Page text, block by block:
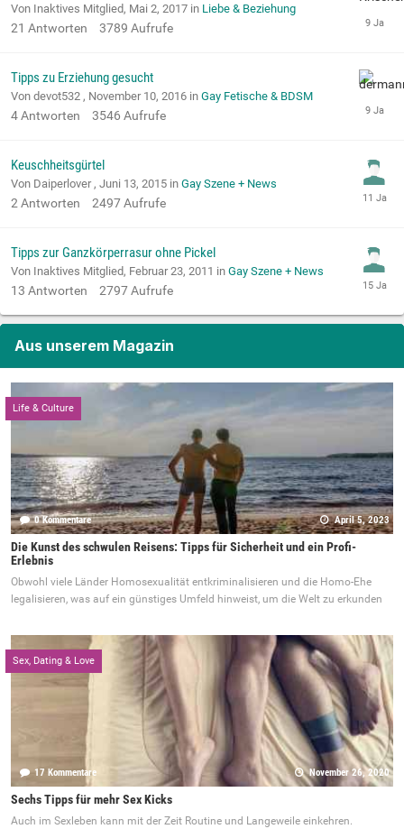
Von Inaktives Mitglied, Mai 2, 2017 in Liebe & Beziehung
21 Antworten 3789 Aufrufe
Tipps zu Erziehung gesucht
Von devot532 , November 10, 2016 in Gay Fetische & BDSM
4Antworten 3546 Aufrufe
Keuschheitsgürtel
Von Daiperlover , Juni 13, 2015 in Gay Szene + News
2Antworten 2497Aufrufe
Tipps zur Ganzkörperrasur ohne Pickel
Von Inaktives Mitglied, Februar 23, 2011 in Gay Szene + News
13 Antworten 2797Aufrufe
Aus unserem Magazin
Life & Culture
0 Kommentare April 5, 2023
Die Kunst des schwulen Reisens: Tipps für Sicherheit und ein Profi-
Erlebnis
Obwohl viele Länder Homosexualität entkriminalisieren und die Homo-Ehe
legalisieren, was auf ein günstiges Umfeld hinweist, um die Welt zu erkunden
Sex, Dating & Love
17 Kommentare November 26, 2020
Sechs Tipps für mehr Sex Kicks
Auch im Sexleben kann mit der Zeit Routine und Langeweile einkehren.